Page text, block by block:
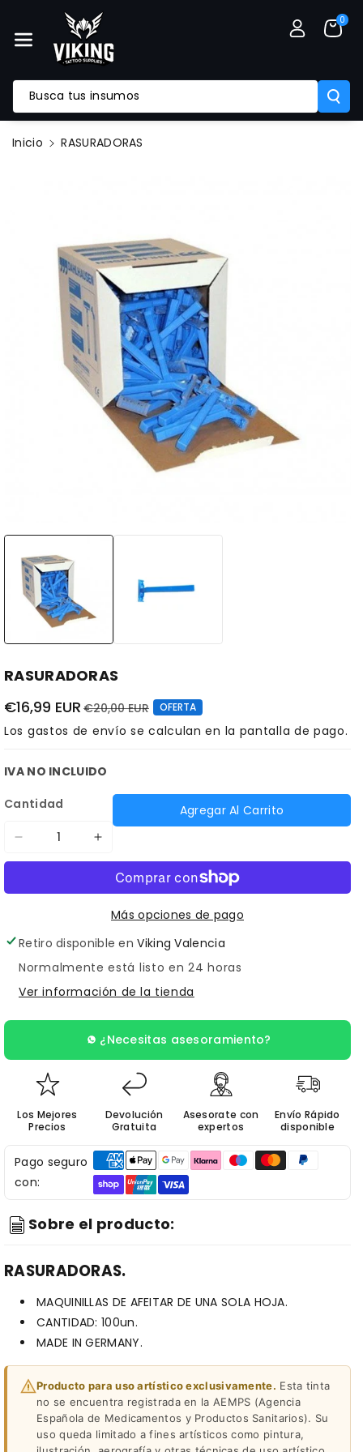
Mente Al
Contenido
Busca tus insumos
0
Inicio RASURADORAS
Ir
RASURADORAS
€16,99 EUR €20,00 EUR OFERTA
Los gastos de envío se calculan en la pantalla de pago.
IVA NO INCLUIDO
Cantidad
Reducir
para
RASURADORAS
Aumentar
cantidad
para
RASURADORAS
Agregar Al Carrito
Más opciones de pago
Retiro disponible enViking Valencia
Normalmente está listo en 24 horas
Ver información de la tienda
¿Necesitas asesoramiento?
Los Mejores
Precios
Devolución
Gratuita
Asesorate con
expertos
Envío Rápido
disponible
Pago seguro
con:
Sobre el producto:
RASURADORAS.
MAQUINILLAS DE AFEITAR DE UNA SOLA HOJA.
CANTIDAD: 100un.
MADE IN GERMANY.
Producto para uso artístico exclusivamente. Esta tinta
no se encuentra registrada en la AEMPS (Agencia
Española de Medicamentos y Productos Sanitarios). Su
uso queda limitado a fines artísticos como pintura,